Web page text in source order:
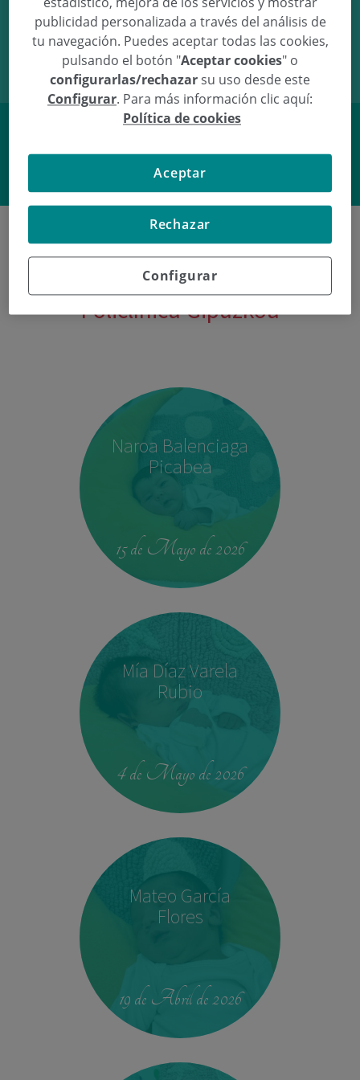
02/01/11 20:32 3.81Kg 51.5cm
Facebook Twitter
Últimos nacimientos en
Policlínica Gipuzkoa
Naroa Balenciaga
Picabea
15 de Mayo de 2026
Mía Díaz Varela
Rubio
4 de Mayo de 2026
Mateo García
Flores
19 de Abril de 2026
publicidad personalizada a través del análisis de
tu navegación. Puedes aceptar todas las cookies,
pulsando el botón "Aceptar cookies" o
configurarlas/rechazarsu uso desde este
Configurar. Para más información clic aquí:
Política de cookies
Configurar
Rechazar
Aceptar